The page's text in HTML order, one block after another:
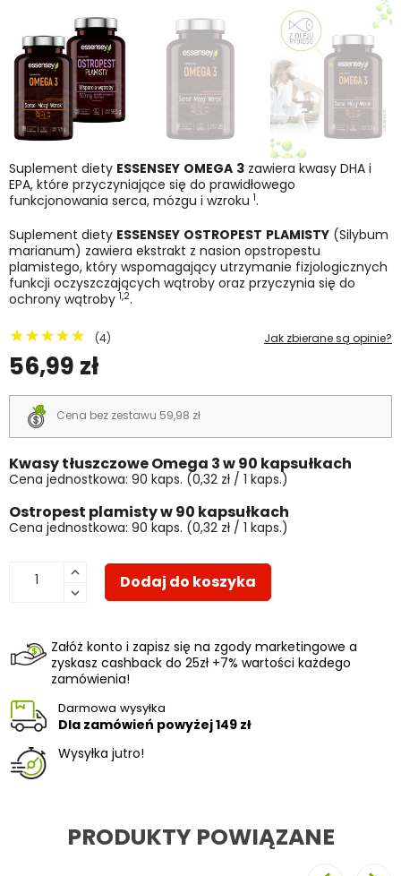
Suplement diety ESSENSEY OMEGA 3 zawiera kwasy DHA i
EPA, które przyczyniające się do prawidłowego
funkcjonowania serca, mózgu i wzroku 1.
Suplement diety ESSENSEY OSTROPEST PLAMISTY (Silybum
marianum) zawiera ekstrakt z nasion opstropestu
plamistego, który wspomagający utrzymanie fizjologicznych
funkcji oczyszczających wątroby oraz przyczynia się do
ochrony wątroby 1,2.
(4) Jak zbierane są opinie?
56,99 zł
Cena bez zestawu 59,98 zł
Kwasy tłuszczowe Omega 3 w 90 kapsułkach
Cena jednostkowa: 90 kaps. (0,32 zł / 1 kaps.)
Ostropest plamisty w 90 kapsułkach
Cena jednostkowa: 90 kaps. (0,32 zł / 1 kaps.)
Dodaj do koszyka
Załóż konto i zapisz się na zgody marketingowe a
zyskasz cashback do 25zł +7% wartości każdego
zamówienia!
Darmowa wysyłka
Dla zamówień powyżej149 zł
Wysyłka jutro!
PRODUKTY POWIĄZANE